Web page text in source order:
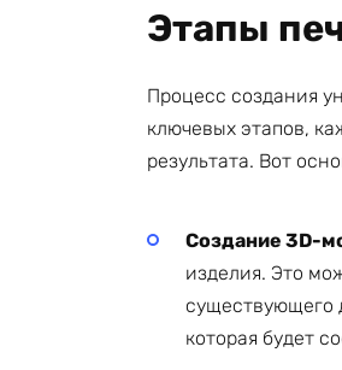
Этапы
Процесс создания
ключевых этапов,
результата. Вот
Создание 3D-
изделия. Это
существующего
которая будет